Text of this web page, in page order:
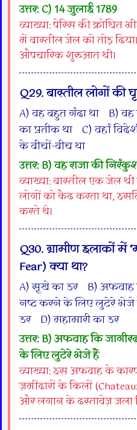
उत्तर: C) 14 जुलाई 1789
व्याख्या: पेरिस की क्रोधित
में बास्तील जेल को तोड़
औपचारिक शुरुआत थी।
Q29. बास्तील लोगों की
A) वह बहुत गंदा था B) वह
का प्रतीक था C) वहां
के बीचों-बीच था
उत्तर: B) वह राजा की
व्याख्या: बास्तील एक जेल थी
लोगों को कैद करता था,
करते थे।
Q30. ग्रामीण इलाकों में
Fear) क्या था?
A) सूखे का डर B) अफवाह
नष्ट करने के लिए लुटेरे
डर D) महामारी का डर
उत्तर: B) अफवाह कि
के लिए लुटेरे भेजे हैं
व्याख्या: इस अफवाह के
ज़मींदारों के किलों
और लगान के दस्तावेज़ जला